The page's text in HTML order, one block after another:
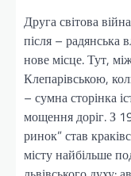
Друга світова
після – радянська
нове місце. Тут,
Клепарівською,
– сумна сторінка
мощення доріг. З
ринок” став
місту найбільше